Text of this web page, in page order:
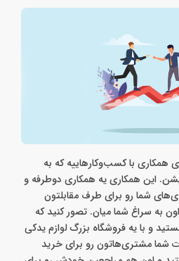
همکاری با کسب‌وکارهاییه که به
این همکاری یه همکاری دوطرفه و
شما رو برای طرف مقابلتون
سراغ شما میان. تصور کنید که